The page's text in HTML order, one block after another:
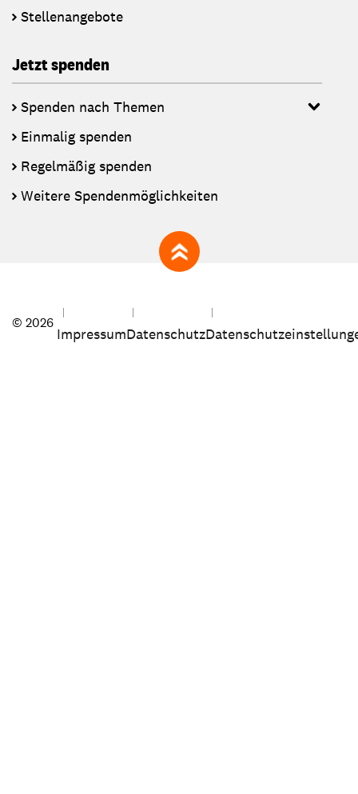
Stellenangebote
Jetzt spenden
Spenden nach Themen
Einmalig spenden
Regelmäßig spenden
Weitere Spendenmöglichkeiten
zum Seitenanfang
© 2026
ImpressumDatenschutz